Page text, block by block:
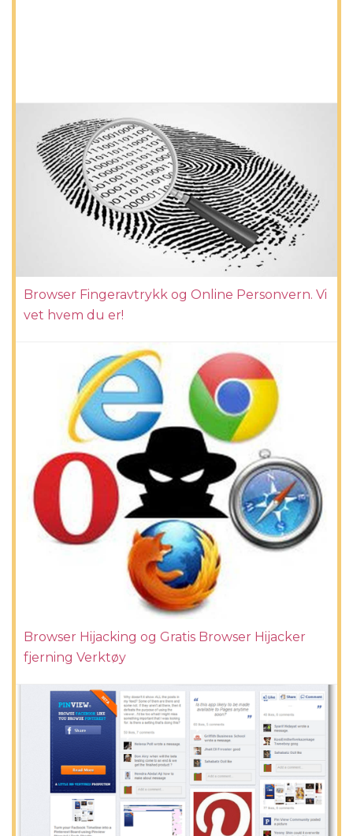
Browser Fingeravtrykk og Online Personvern. Vi
vet hvem du er!
Browser Hijacking og Gratis Browser Hijacker
fjerning Verktøy